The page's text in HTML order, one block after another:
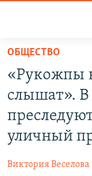
Вернуться
основному
содержанию
главной
Вернутся
СПЕЦПРОЕКТЫ
КАРТА ВОЕННЫХ
ИНТЕРАКТИВ
РАДІО СВОБОДА
ОБЩЕСТВО
«Рукожпы
слышат». В
уличный
Виктория Веселова